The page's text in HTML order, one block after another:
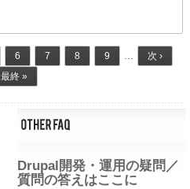
6 7 8 9 …
次 ›
最終 »
Drupal開発・運用の疑問／
質問の答えはここに